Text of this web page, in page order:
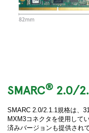
SMARC® 2.0/
SMARC 2.0/2.1.1規格は、
MXM3コネクタを使用して
済みバージョンも提供され